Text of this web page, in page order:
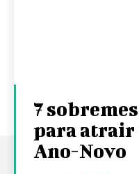
7
para atrair
Ano-Novo